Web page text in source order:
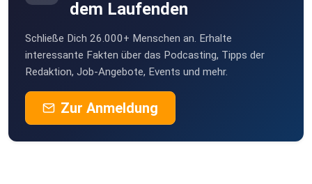
dem Laufenden
Schließe Dich 26.000+ Menschen an. Erhalte
interessante Fakten über das Podcasting, Tipps der
Redaktion, Job-Angebote, Events und mehr.
Zur Anmeldung